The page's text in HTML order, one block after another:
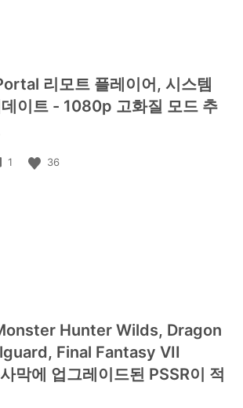
리모트 플레이어, 시스템
이트 - 1080p 고화질 모드 추
1 36
Hunter Wilds, Dragon
Final Fantasy VII
막에 업그레이드된 PSSR이 적